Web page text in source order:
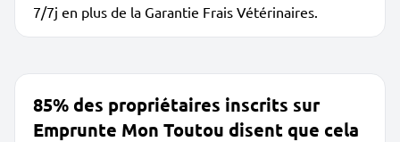
7/7j en plus de la Garantie Frais Vétérinaires.
85% des propriétaires inscrits sur
Emprunte Mon Toutou disent que cela